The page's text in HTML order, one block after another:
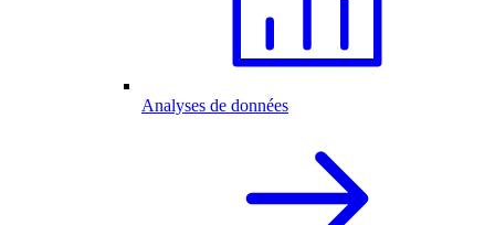
Analyses de données